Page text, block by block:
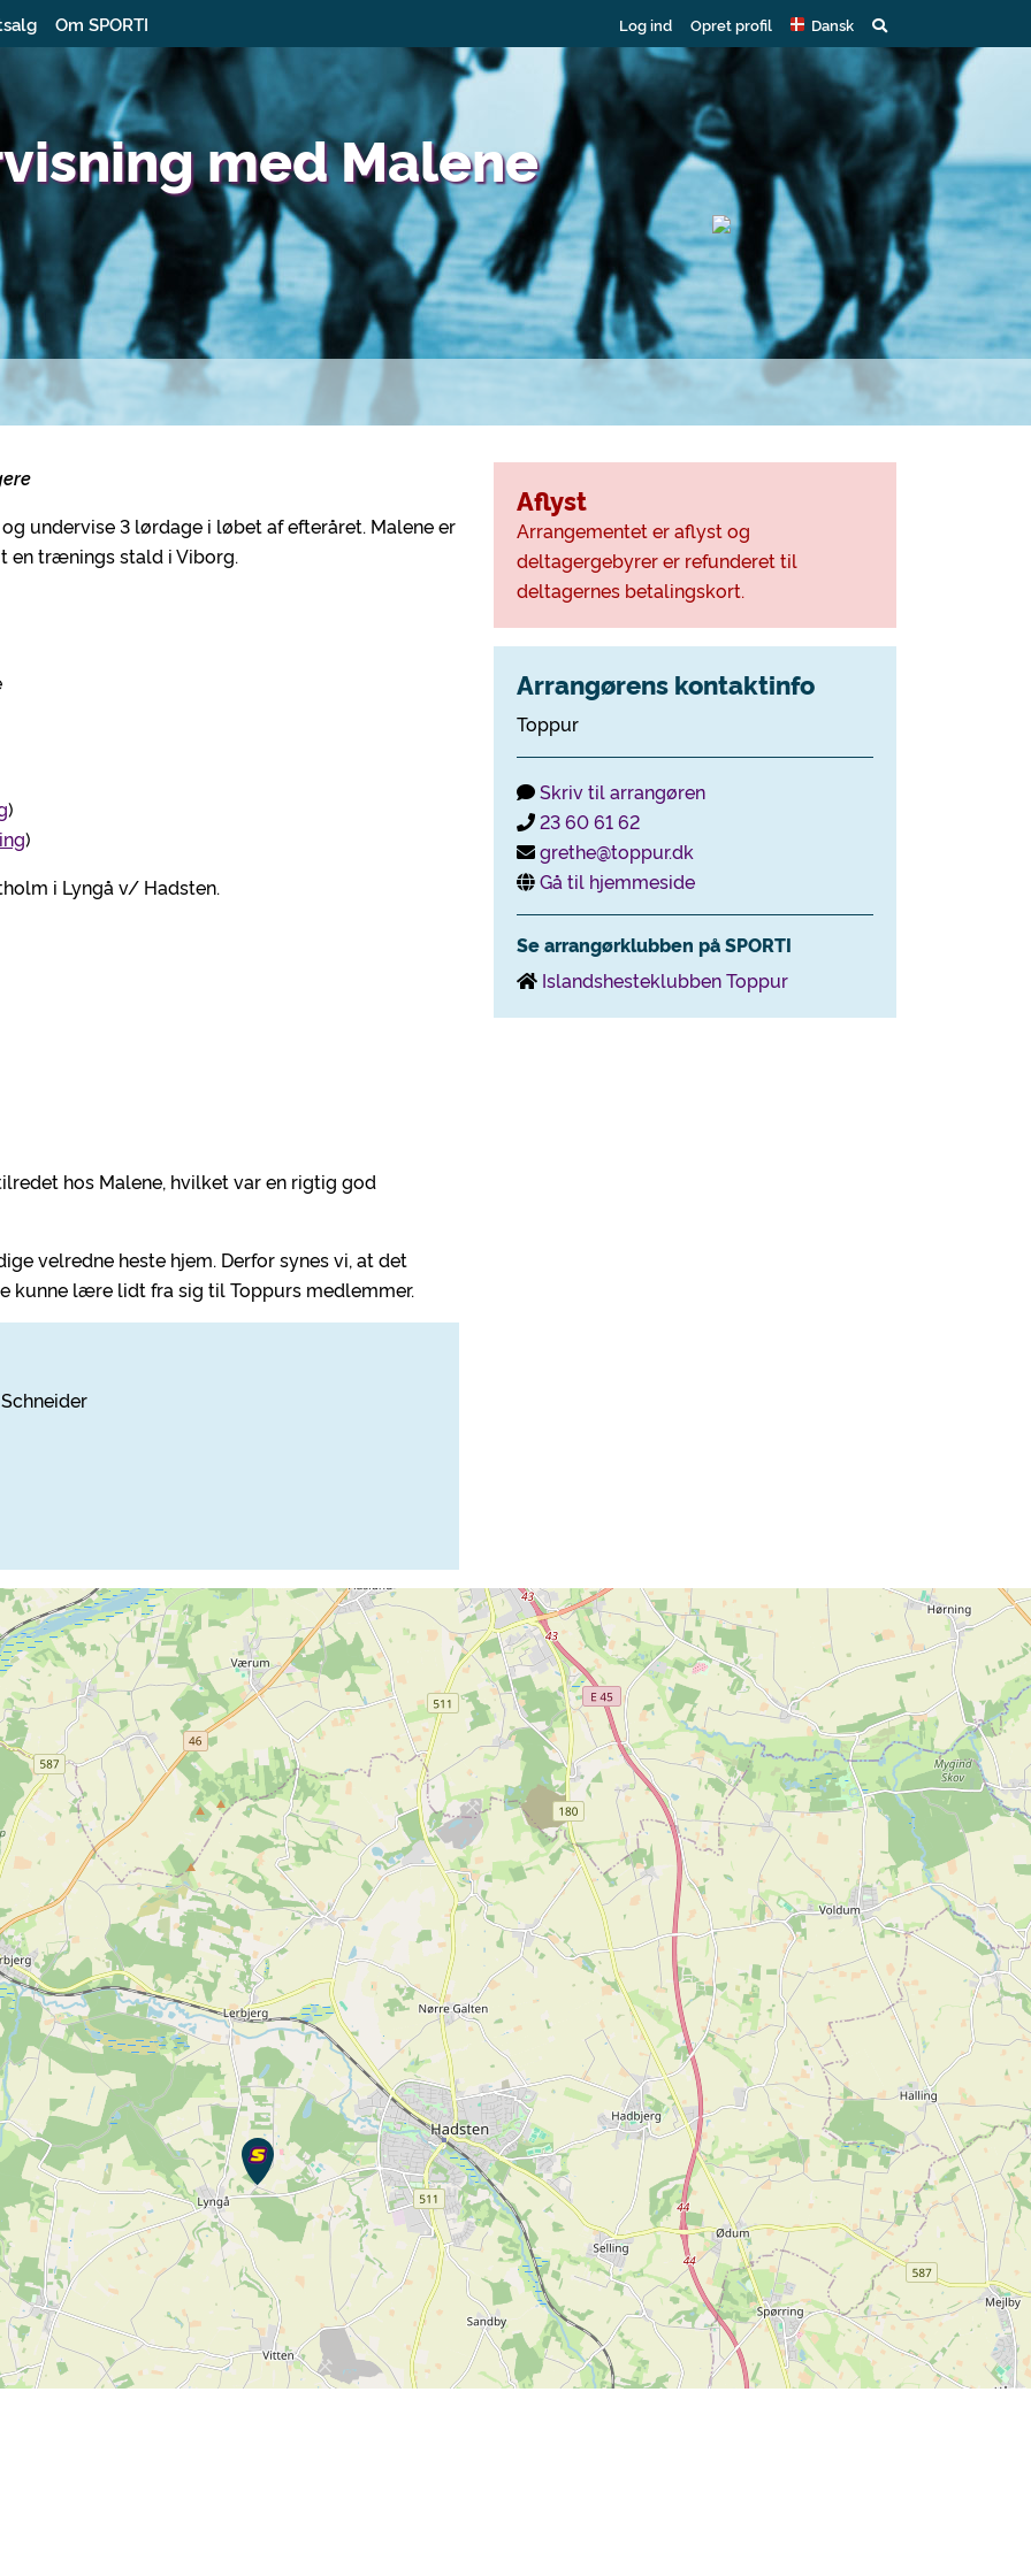
Om SPORTI Log ind Opret profil Dansk
med Malene
undervise 3 lørdage i løbet af efteråret. Malene er
en trænings stald i Viborg.
)
)
i Lyngå v/ Hadsten.
hos Malene, hvilket var en rigtig god
velredne heste hjem. Derfor synes vi, at det
kunne lære lidt fra sig til Toppurs medlemmer.
Aflyst
Arrangementet er aflyst og
deltagergebyrer er refunderet til
deltagernes betalingskort.
Arrangørens kontaktinfo
Toppur
Skriv til arrangøren
23 60 61 62
grethe@toppur.dk
Gå til hjemmeside
Se arrangørklubben på SPORTI
Islandshesteklubben Toppur